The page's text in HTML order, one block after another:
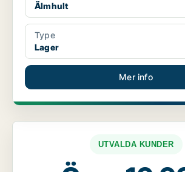
Älmhult
Type
Lager
Mer info
UTVALDA KUNDER